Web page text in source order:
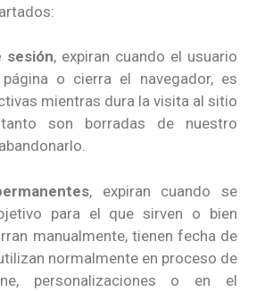
sesión, expiran cuando el usuario
o cierra el navegador, es
mientras dura la visita al sitio
son borradas de nuestro
, expiran cuando se
para el que sirven o bien
manualmente, tienen fecha de
normalmente en proceso de
personalizaciones o en el